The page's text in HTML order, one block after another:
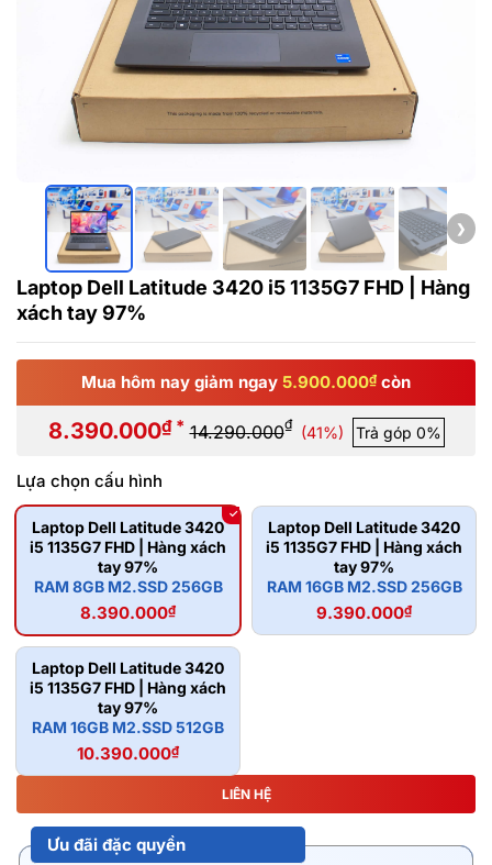
❯
Laptop Dell Latitude 3420 i5 1135G7 FHD | Hàng
xách tay 97%
Mua hôm nay giảm ngay 5.900.000₫ còn
8.390.000₫ * 14.290.000₫ (41%) Trả góp 0%
Lựa chọn cấu hình
Laptop Dell Latitude 3420
i5 1135G7 FHD | Hàng xách
tay 97%
RAM 8GB M2.SSD 256GB
8.390.000₫
Laptop Dell Latitude 3420
i5 1135G7 FHD | Hàng xách
tay 97%
RAM 16GB M2.SSD 256GB
9.390.000₫
Laptop Dell Latitude 3420
i5 1135G7 FHD | Hàng xách
tay 97%
RAM 16GB M2.SSD 512GB
10.390.000₫
LIÊN HỆ
Ưu đãi đặc quyền